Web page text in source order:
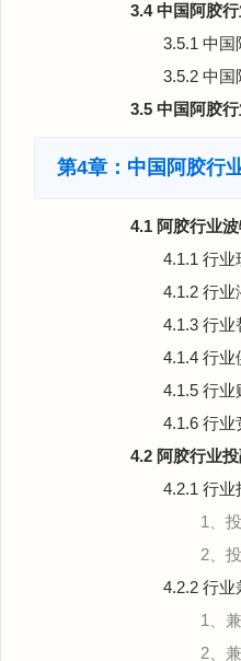
3.4 中国阿胶
3.5.1 中国
3.5.2 中
3.5 中国阿胶
第4章：中国阿胶行
4.1 阿胶行业
4.1.1 行
4.1.2 行
4.1.3 行
4.1.4 行
4.1.5 行
4.1.6 行业
4.2 阿胶行业
4.2.1 行业
1、
2、
4.2.2 行业
1、
2、